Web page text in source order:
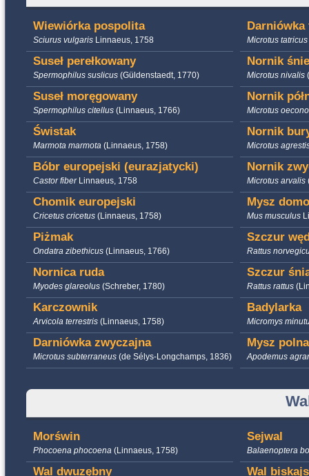
Wiewiórka pospolita
Sciurus vulgaris Linnaeus, 1758
Darniówka
Microtus tatricus
Suseł perełkowany
Spermophilus suslicus (Güldenstaedt, 1770)
Nornik
Microtus nivalis
Suseł moręgowany
Spermophilus citellus (Linnaeus, 1766)
Nornik
Microtus
Świstak
Marmota marmota (Linnaeus, 1758)
Nornik
Microtus
Bóbr europejski (eurazjatycki)
Castor fiber Linnaeus, 1758
Nornik
Microtus arvalis
Chomik europejski
Cricetus cricetus (Linnaeus, 1758)
Mysz
Mus musculus
Piżmak
Ondatra zibethicus (Linnaeus, 1766)
Szczur
Rattus
Nornica ruda
Myodes glareolus (Schreber, 1780)
Szczur
Rattus rattus
Karczownik
Arvicola terrestris (Linnaeus, 1758)
Badylarka
Micromys
Darniówka zwyczajna
Microtus subterraneus (de Sélys-Longchamps, 1836)
Mysz polna
Apodemus
Morświn
Phocoena phocoena (Linnaeus, 1758)
Sejwal
Balaenoptera
Wal dwuzębny Wal